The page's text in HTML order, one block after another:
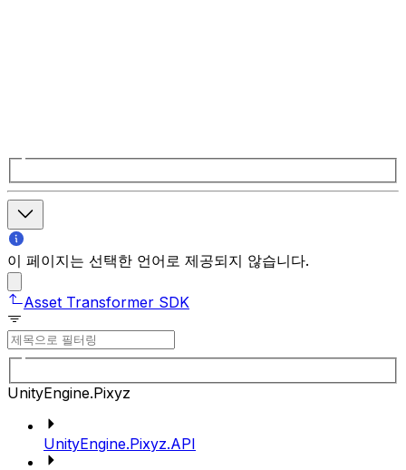
이 페이지는 선택한 언어로 제공되지 않습니다.
Asset Transformer SDK
UnityEngine.Pixyz
UnityEngine.Pixyz.API